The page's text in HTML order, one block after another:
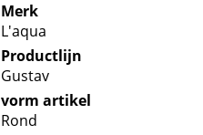
Merk
L'aqua
Productlijn
Gustav
vorm artikel
Rond